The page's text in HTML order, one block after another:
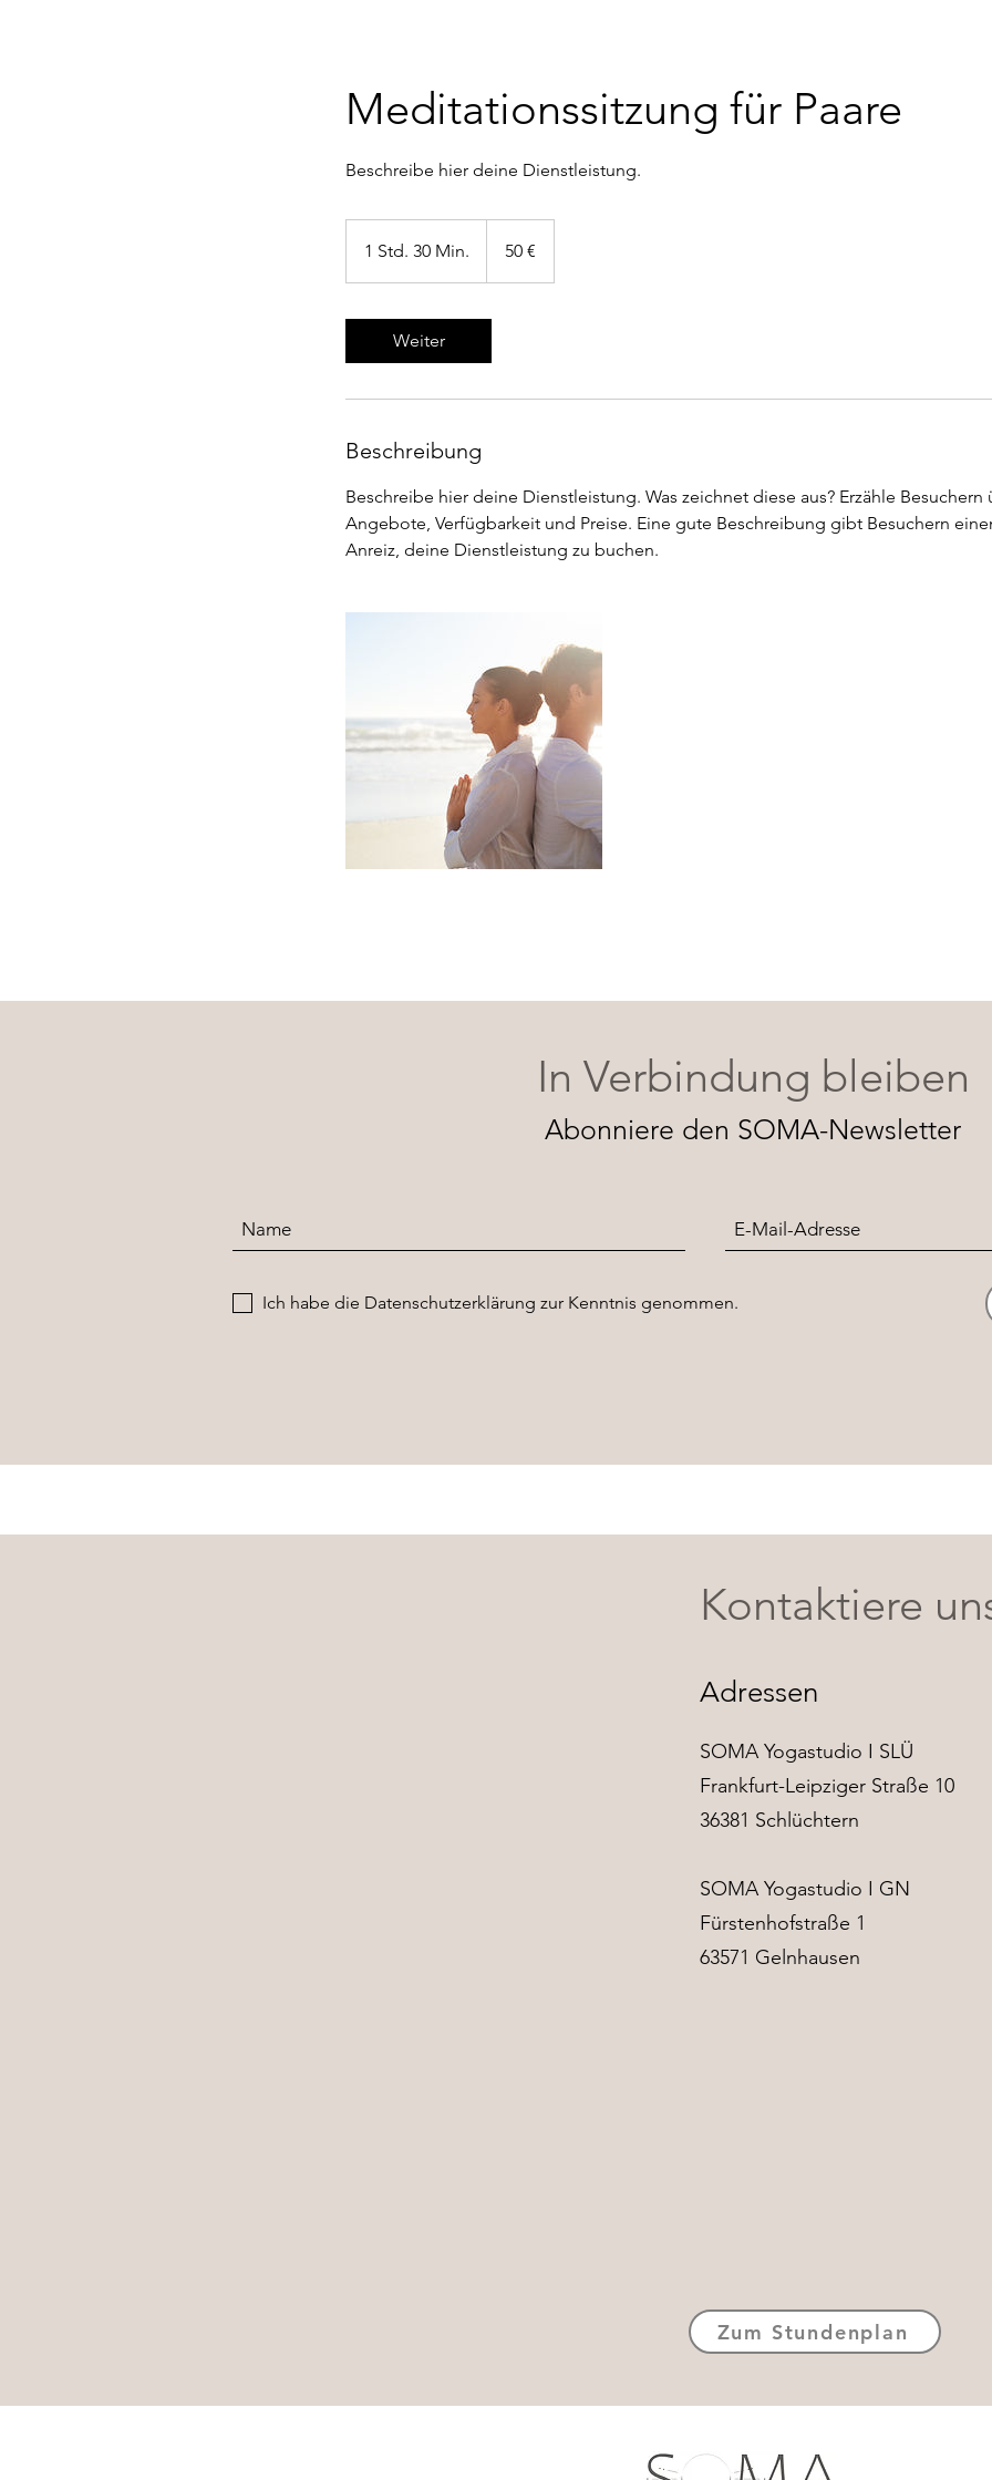
Meditationssitzung für Paare
Beschreibe hier deine Dienstleistung.
1 Std. 30 Min.
S
n
50 €
Weiter
Beschreibung
Beschreibe hier deine Dienstleistung. Was zeichnet diese aus? Erzähle Besuchern
Angebote, Verfügbarkeit und Preise. Eine gute Beschreibung gibt Besuchern
Anreiz, deine Dienstleistung zu buchen.
In Verbindung bleiben
Abonniere den SOMA-Newsletter
Ich habe die Datenschutzerklärung zur Kenntnis genommen.
Kontaktiere
Adressen
SOMA Yogastudio I SLÜ
Frankfurt-Leipziger Straße 10
36381 Schlüchtern
SOMA Yogastudio I GN
Fürstenhofstraße 1
63571 Gelnhausen
Zum Stundenplan